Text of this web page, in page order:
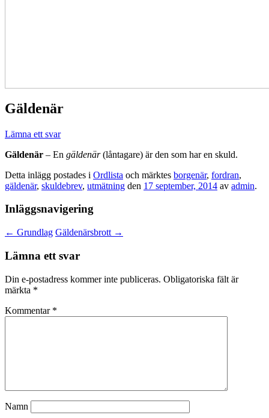
Gäldenär
Lämna ett svar
Gäldenär – En gäldenär(låntagare) är den som har en skuld.
Detta inlägg postades i Ordlista och märktes borgenär, fordran,
gäldenär, skuldebrev, utmätning den 17 september, 2014 av admin.
Inläggsnavigering
← Grundlag Gäldenärsbrott →
Lämna ett svar
Din e-postadress kommer inte publiceras. Obligatoriska fält är
märkta *
Kommentar *
Namn